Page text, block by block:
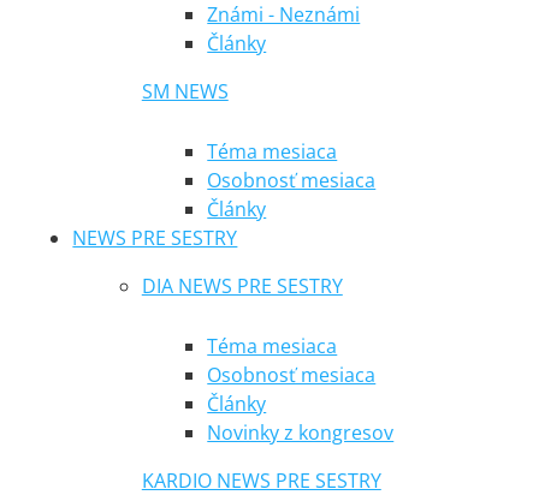
Známi - Neznámi
Články
SM NEWS
Téma mesiaca
Osobnosť mesiaca
Články
NEWS PRE SESTRY
DIA NEWS PRE SESTRY
Téma mesiaca
Osobnosť mesiaca
Články
Novinky z kongresov
KARDIO NEWS PRE SESTRY